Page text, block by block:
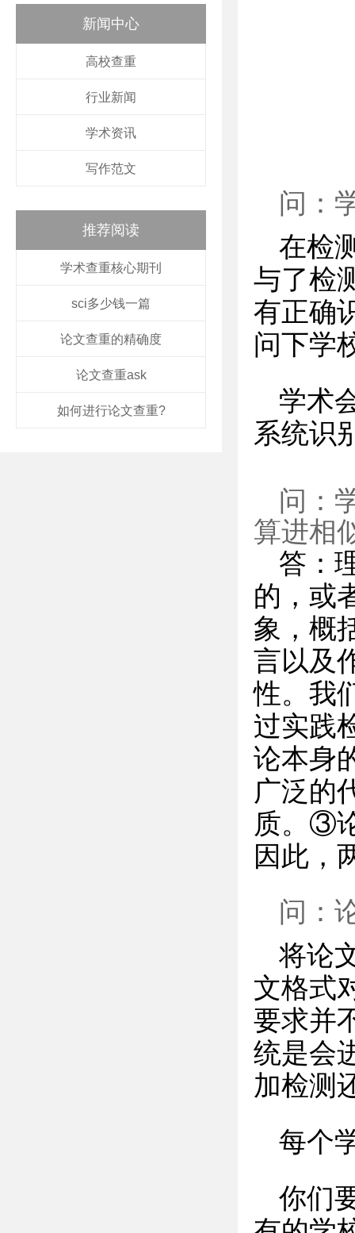
新闻中心
高校查重
行业新闻
学术资讯
写作范文
推荐阅读
学术查重核心期刊
sci多少钱一篇
论文查重的精确度
论文查重ask
如何进行论文查重?
问：
在检
与了检
有正确
问下学
学术
系统识
问：
算进相
答：
的，或
象，概
言以及
性。我
过实践
论本身
广泛的
质。③
因此，
问：
将论
文格式
要求并
统是会
加检测
每个
你们